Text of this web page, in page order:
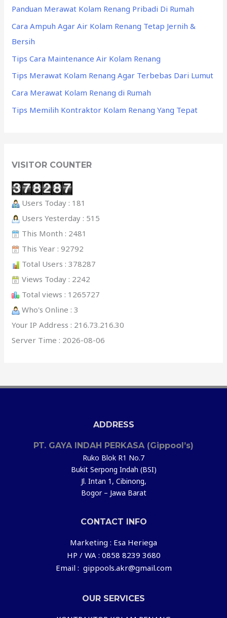
Panduan Merawat Kolam Renang Pribadi Di Rumah
Cara Ampuh Agar Air Kolam Renang Tetap Jernih &
Bersih
Tips Cara Maintenance Air Kolam Renang
Tips Merawat Kolam Renang Agar Terbebas Dari Lumut
Cara Merawat Kolam Renang di Rumah
Tips Memilih Kontraktor Kolam Renang Yang Tepat
VISITOR COUNTER
Users Today : 181
Users Yesterday : 515
This Month : 2481
This Year : 92792
Total Users : 378287
Views Today : 2242
Total views : 1265727
Who's Online : 3
Your IP Address : 216.73.216.30
Server Time : 2026-08-06
ADDRESS
PT. GAYA INDAH PERKASA (Gippool’s)
Ruko Blok R1 No.7
Bukit Serpong Indah (BSI)
Jl. Intan 1, Cibinong,
Bogor – Jawa Barat
CONTACT INFO
Marketing : Esa Heriega
HP / WA : 0858 8239 3680
Email : gippools.akr@gmail.com
OUR SERVICES